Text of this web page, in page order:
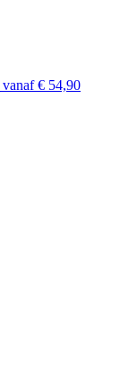
vanaf € 54,90